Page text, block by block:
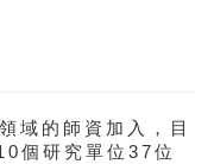
域的師資加入，目
個研究單位37位